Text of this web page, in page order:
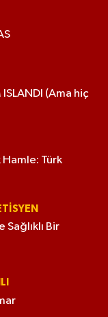
(Ama hiç
Türk
Bir